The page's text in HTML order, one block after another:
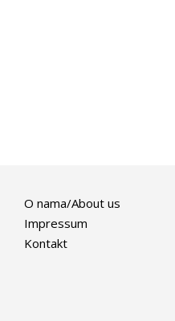
O nama/About us
Impressum
Kontakt